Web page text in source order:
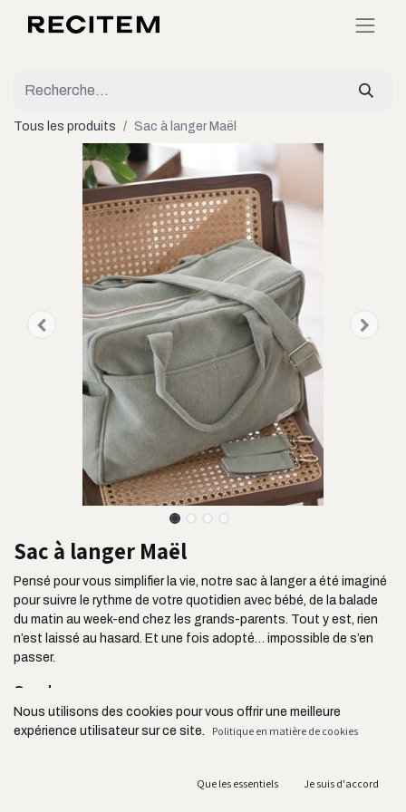
Tous les produits Sac à langer Maël
Sac à langer Maël
Pensé pour vous simplifier la vie, notre sac à langer a été imaginé
pour suivre le rythme de votre quotidien avec bébé, de la balade
du matin au week-end chez les grands-parents. Tout y est, rien
n’est laissé au hasard. Et une fois adopté… impossible de s’en
passer.
On adore :
Ses deux poches latérales extérieures : parfaites pour
Sa contenance de 22 litres
Nous utilisons des cookies pour vous offrir une meilleure
expérience utilisateur sur ce site.
Politique en matière de cookies
Que les essentiels Je suis d'accord